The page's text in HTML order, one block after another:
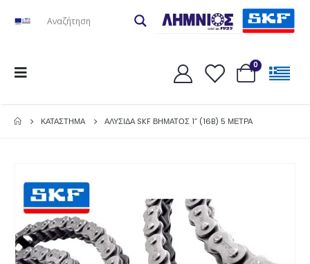
0
ΚΑΤΆΣΤΗΜΑ ΑΛΥΣΙΔΑ SKF ΒΗΜΑΤΟΣ 1” (16B) 5 ΜΕΤΡΑ